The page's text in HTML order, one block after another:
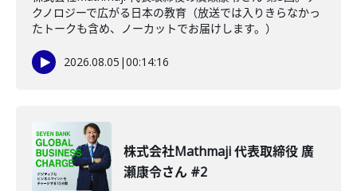
クノロジーで広がる日本の教育（放送では入りきらなかっ
たトークも含め、ノーカットでお届けします。）
2026.08.05 |00:14:16
株式会社Mathmaji 代表取締役 廣
瀬康令さん #2